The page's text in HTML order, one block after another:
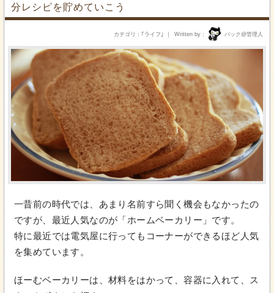
分レシピを貯めていこう
Written by パック@管理人
カテゴリ ｢ ライフ ｣
一昔前の時代では、あまり名前すら聞く機会もなかったの
ですが、最近人気なのが「ホームベーカリー」です。
特に最近では電気屋に行ってもコーナーができるほど人気
を集めています。
ほーむベーカリーは、材料をはかって、容器に入れて、ス